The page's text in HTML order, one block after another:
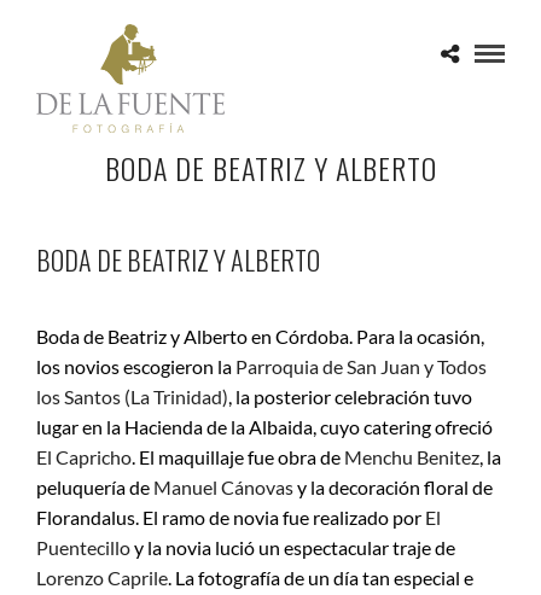
BODA DE BEATRIZ Y ALBERTO
BODA DE BEATRIZ Y ALBERTO
Boda de Beatriz y Alberto en Córdoba. Para la ocasión,
los novios escogieron la Parroquia de San Juan y Todos
los Santos (La Trinidad), la posterior celebración tuvo
lugar en la Hacienda de la Albaida, cuyo catering ofreció
El Capricho. El maquillaje fue obra de Menchu Benitez, la
peluquería de Manuel Cánovasy la decoración floral de
Florandalus. El ramo de novia fue realizado por El
Puentecilloy la novia lució un espectacular traje de
Lorenzo Caprile. La fotografía de un día tan especial e